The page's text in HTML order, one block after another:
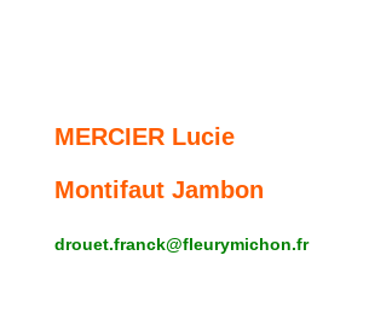
MERCIER Lucie
Montifaut Jambon
drouet.franck@fleurymichon.fr